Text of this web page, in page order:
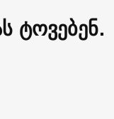
ტოვებენ.